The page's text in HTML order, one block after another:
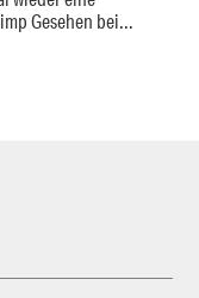
Gesehen bei...